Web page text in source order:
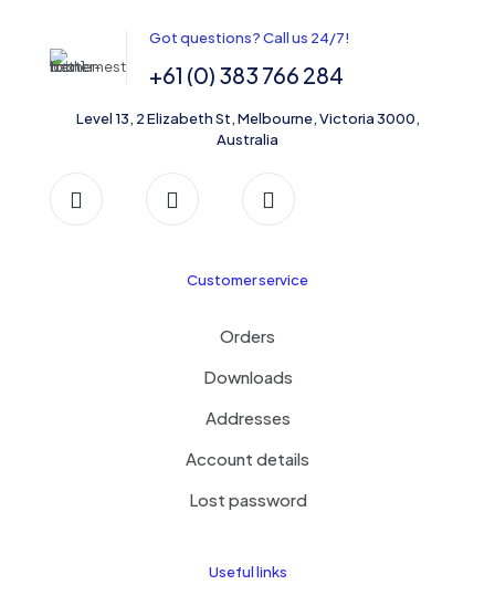
Got questions? Call us 24/7!
+61 (0) 383 766 284
Level 13, 2 Elizabeth St, Melbourne, Victoria 3000,
Australia
Customer service
Orders
Downloads
Addresses
Account details
Lost password
Useful links